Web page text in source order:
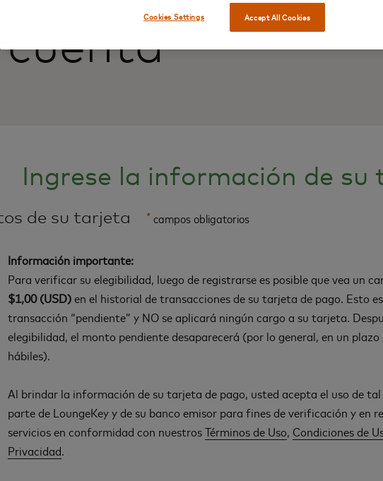
Ingrese la información de su
de su tarjeta *campos obligatorios
Información importante:
Para verificar su elegibilidad, luego de registrarse es posible que vea un
$1,00 (USD)en el historial de transacciones de su tarjeta de pago. Esto
transacción “pendiente” y NO se aplicará ningún cargo a su tarjeta.
elegibilidad, el monto pendiente desaparecerá (por lo general, en un plazo
hábiles).
Al brindar la información de su tarjeta de pago, usted acepta el uso de
parte de LoungeKey y de su banco emisor para fines de verificación y en
servicios en conformidad con nuestrosTérminos de Uso, Condiciones de
Privacidad.
Accept All Cookies
Cookies Settings